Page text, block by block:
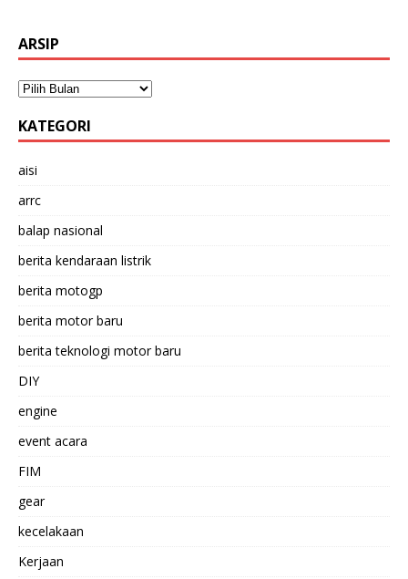
ARSIP
KATEGORI
aisi
arrc
balap nasional
berita kendaraan listrik
berita motogp
berita motor baru
berita teknologi motor baru
DIY
engine
event acara
FIM
gear
kecelakaan
Kerjaan